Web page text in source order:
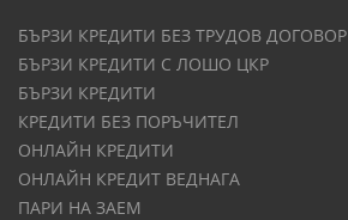
БЪРЗИ КРЕДИТИ БЕЗ ТРУДОВ ДОГОВОР
БЪРЗИ КРЕДИТИ С ЛОШО ЦКР
БЪРЗИ КРЕДИТИ
КРЕДИТИ БЕЗ ПОРЪЧИТЕЛ
ОНЛАЙН КРЕДИТИ
ОНЛАЙН КРЕДИТ ВЕДНАГА
ПАРИ НА ЗАЕМ